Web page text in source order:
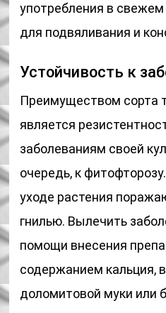
употребления в
для подвяливания и
Устойчивость к
Преимуществом сорта
является
заболеваниям своей
очередь, к
уходе растения
гнилью. Вылечить
помощи внесения
содержанием кальция,
доломитовой муки или